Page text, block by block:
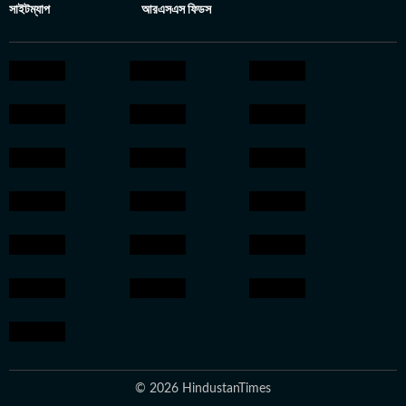
সাইটম্যাপ আরএসএস ফিডস
© 2026 HindustanTimes